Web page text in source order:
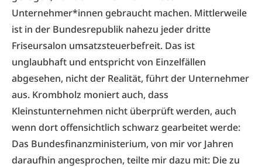
Unternehmer*innen gebraucht machen. Mittlerweile
ist in der Bundesrepublik nahezu jeder dritte
Friseursalon umsatzsteuerbefreit. Das ist
unglaubhaft und entspricht von Einzelfällen
abgesehen, nicht der Realität, führt der Unternehmer
aus. Krombholz moniert auch, dass
Kleinstunternehmen nicht überprüft werden, auch
wenn dort offensichtlich schwarz gearbeitet werde:
Das Bundesfinanzministerium, von mir vor Jahren
daraufhin angesprochen, teilte mir dazu mit: Die zu